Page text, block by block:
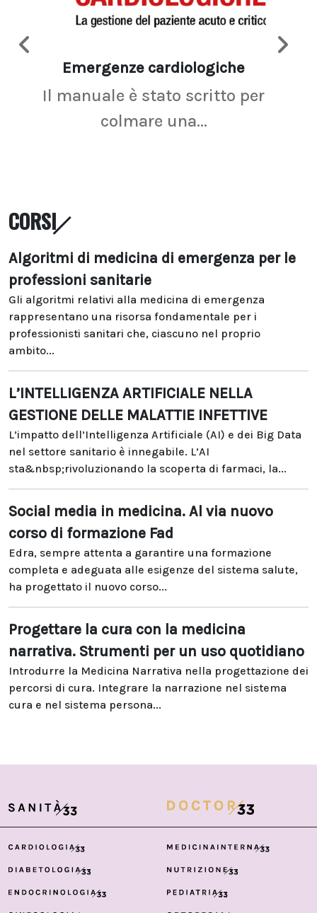
Emergenze cardiologiche
Il manuale è stato scritto per
colmare una...
CORSI
Algoritmi di medicina di emergenza per le
professioni sanitarie
Gli algoritmi relativi alla medicina di emergenza
rappresentano una risorsa fondamentale per i
professionisti sanitari che, ciascuno nel proprio
ambito...
L’INTELLIGENZA ARTIFICIALE NELLA
GESTIONE DELLE MALATTIE INFETTIVE
L’impatto dell’Intelligenza Artificiale (AI) e dei Big Data
nel settore sanitario è innegabile. L’AI
sta&nbsp;rivoluzionando la scoperta di farmaci, la...
Social media in medicina. Al via nuovo
corso di formazione Fad
Edra, sempre attenta a garantire una formazione
completa e adeguata alle esigenze del sistema salute,
ha progettato il nuovo corso...
Progettare la cura con la medicina
narrativa. Strumenti per un uso quotidiano
Introdurre la Medicina Narrativa nella progettazione dei
percorsi di cura. Integrare la narrazione nel sistema
cura e nel sistema persona...